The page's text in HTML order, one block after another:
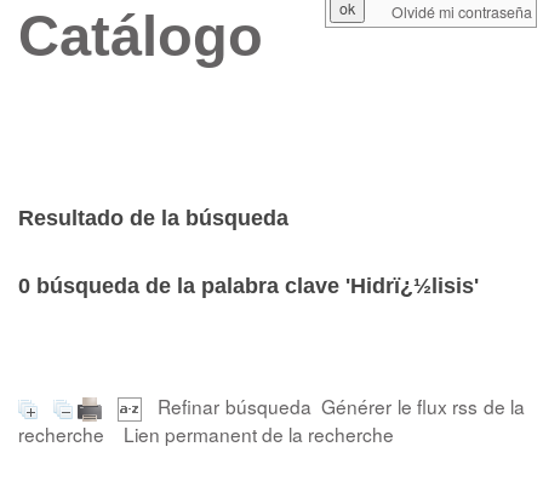
Catálogo
Resultado de la búsqueda
0 búsqueda de la palabra clave 'Hidrï¿½lisis'
Refinar búsqueda Générer le flux rss de la
recherche
Lien permanent de la recherche
Olvidé mi contraseña